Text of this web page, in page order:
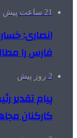
21 ساعت پیش
انصاری:
فارس را
2 روز پیش
پیام تقدیر
کارکنان